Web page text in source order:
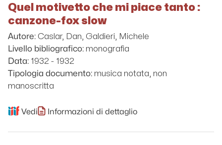
Quel motivetto che mi piace tanto :
canzone-fox slow
Autore: Caslar, Dan, Galdieri, Michele
Livello bibliografico: monografia
Data: 1932 - 1932
Tipologia documento: musica notata, non
manoscritta
Vedi Informazioni di dettaglio